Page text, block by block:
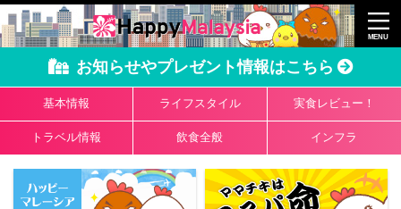
お知らせやプレゼント情報はこちら
基本情報 ライフスタイル 実食レビュー！
トラベル情報 飲食全般 インフラ